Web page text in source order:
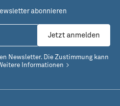
abonnieren
Jetzt anmelden
Newsletter. Die Zustimmung kann
Informationen